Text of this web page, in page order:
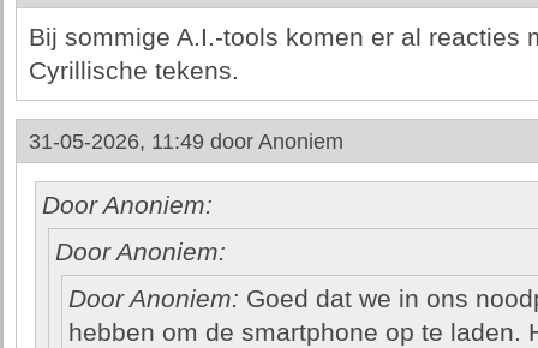
Bij sommige A.I.-tools komen er al reacties
Cyrillische tekens.
31-05-2026, 11:49 door Anoniem
Door Anoniem:
Door Anoniem:
Door Anoniem: Goed dat we in ons
hebben om de smartphone op te laden.